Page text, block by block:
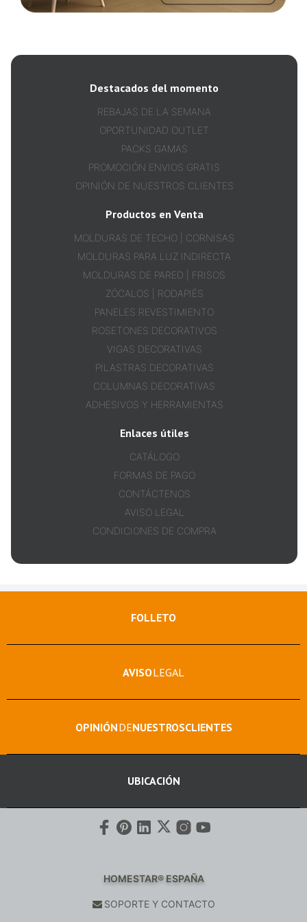
Destacados del momento
REBAJAS DE LA SEMANA
OPORTUNIDAD OUTLET
PACKS GAMAS
PROMOCIÓN ENVIOS GRATIS
OPINIÓN DE NUESTROS CLIENTES
Productos en Venta
MOLDURAS DE TECHO | CORNISAS
MOLDURAS PARA LUZ INDIRECTA
MOLDURAS DE PARED | FRISOS
ZÓCALOS | RODAPIÉS
PANELES REVESTIMIENTO
ROSETONES DECORATIVOS
VIGAS DECORATIVAS
PILASTRAS DECORATIVAS
COLUMNAS DECORATIVAS
ADHESIVOS Y HERRAMIENTAS
Enlaces útiles
CATÁLOGO
FORMAS DE PAGO
CONTÁCTENOS
AVISO LEGAL
CONDICIONES DE COMPRA
FOLLETO
AVISOLEGAL
OPINIÓNDENUESTROSCLIENTES
UBICACIÓN
HOMESTAR® ESPAÑA
SOPORTE Y CONTACTO